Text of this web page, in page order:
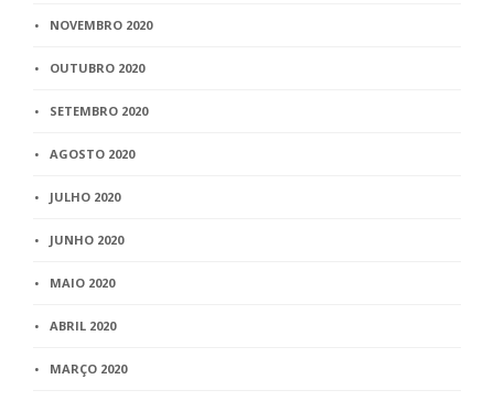
NOVEMBRO 2020
OUTUBRO 2020
SETEMBRO 2020
AGOSTO 2020
JULHO 2020
JUNHO 2020
MAIO 2020
ABRIL 2020
MARÇO 2020